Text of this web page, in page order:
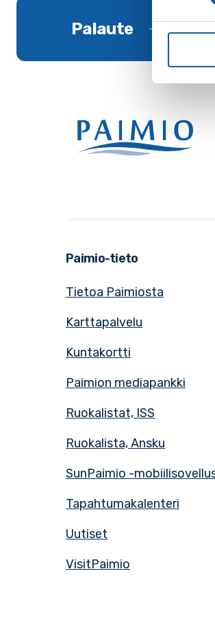
Palaute
Paimio-tieto
Tietoa Paimiosta
Karttapalvelu
Kuntakortti
Paimion mediapankki
Ruokalistat, ISS
Ruokalista, Ansku
SunPaimio -
Tapahtumakalenteri
Uutiset
VisitPaimio